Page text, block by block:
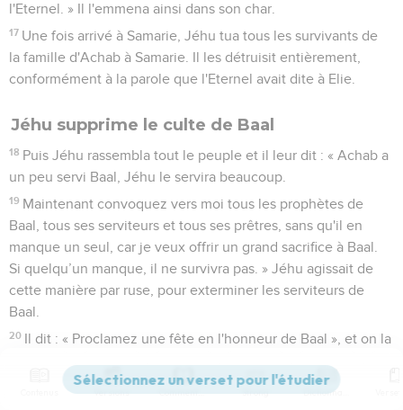
l'Eternel. » Il l'emmena ainsi dans son char.
17 Une fois arrivé à Samarie, Jéhu tua tous les survivants de
la famille d'Achab à Samarie. Il les détruisit entièrement,
conformément à la parole que l'Eternel avait dite à Elie.
Jéhu supprime le culte de Baal
18 Puis Jéhu rassembla tout le peuple et il leur dit : « Achab a
un peu servi Baal, Jéhu le servira beaucoup.
19 Maintenant convoquez vers moi tous les prophètes de
Baal, tous ses serviteurs et tous ses prêtres, sans qu'il en
manque un seul, car je veux offrir un grand sacrifice à Baal.
Si quelqu’un manque, il ne survivra pas. » Jéhu agissait de
cette manière par ruse, pour exterminer les serviteurs de
Baal.
20 Il dit : « Proclamez une fête en l'honneur de Baal », et on la
Il envoya des messagers dans tout Israël et tous les
Versions Commentaires Strong